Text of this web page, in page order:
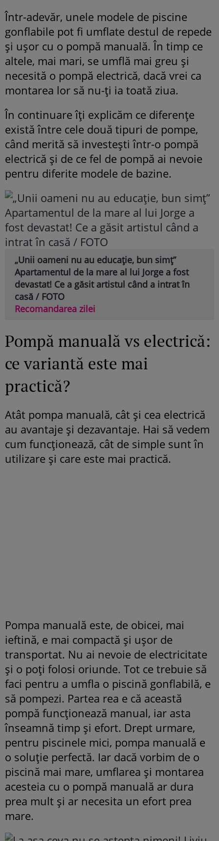
Într-adevăr, unele modele de piscine
gonflabile pot fi umflate destul de repede
și ușor cu o pompă manuală. În timp ce
altele, mai mari, se umflă mai greu și
necesită o pompă electrică, dacă vrei ca
montarea lor să nu-ți ia toată ziua.
În continuare îți explicăm ce diferențe
există între cele două tipuri de pompe,
când merită să investești într-o pompă
electrică și de ce fel de pompă ai nevoie
pentru diferite modele de bazine.
„Unii oameni nu au educație, bun simț”
Apartamentul de la mare al lui Jorge a fost
devastat! Ce a găsit artistul când a intrat în
casă / FOTO
Recomandarea zilei
Pompă manuală vs electrică:
ce variantă este mai
practică?
Atât pompa manuală, cât și cea electrică
au avantaje și dezavantaje. Hai să vedem
cum funcționează, cât de simple sunt în
utilizare și care este mai practică.
Pompa manuală este, de obicei, mai
ieftină, e mai compactă și ușor de
transportat. Nu ai nevoie de electricitate
și o poți folosi oriunde. Tot ce trebuie să
faci pentru a umfla o piscină gonflabilă, e
să pompezi. Partea rea e că această
pompă funcționează manual, iar asta
înseamnă timp și efort. Drept urmare,
pentru piscinele mici, pompa manuală e
o soluție perfectă. Iar dacă vorbim de o
piscină mai mare, umflarea și montarea
acesteia cu o pompă manuală ar dura
prea mult și ar necesita un efort prea
mare.